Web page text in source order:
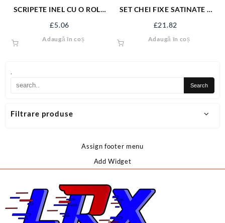
.
Filtrare produse
SCRIPETE INEL CU O ROLA
£5.06
Adaugă în coș
SET CHEI FIXE SATINATE 6
£21.82
Adaugă în coș
Assign footer menu
Add Widget